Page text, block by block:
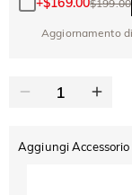
$199.00
Aggiornamento
Aggiungi Accessorio